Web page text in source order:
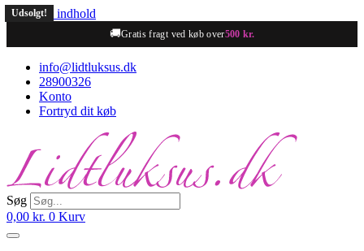
Videre til indhold
🚚Gratis fragt ved køb over500 kr.
info@lidtluksus.dk
28900326
Konto
Fortryd dit køb
Søg
0,00 kr. 0 Kurv
Udsolgt!